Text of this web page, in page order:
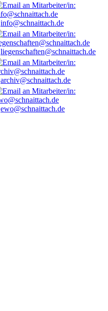
info@schnaittach.de
liegenschaften@schnaittach.de
archiv@schnaittach.de
ewo@schnaittach.de